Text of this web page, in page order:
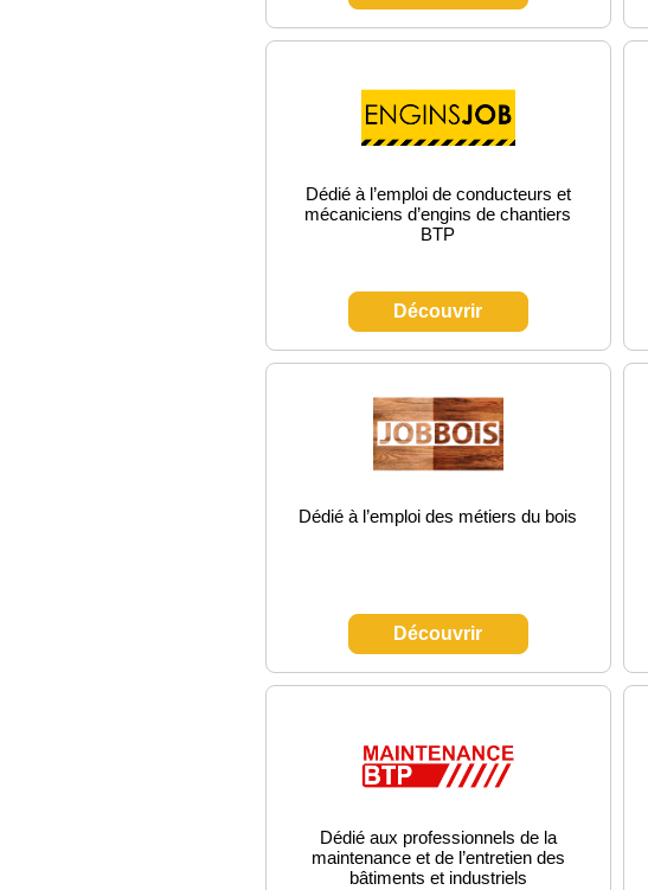
Dédié à l’emploi de conducteurs et
mécaniciens d’engins de chantiers
BTP
Découvrir
Dédié à l’emploi des métiers du bois
Découvrir
Dédié aux professionnels de la
maintenance et de l’entretien des
bâtiments et industriels